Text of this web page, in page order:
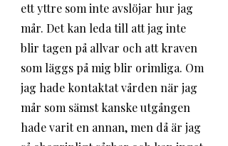
ett yttre som inte avslöjar hur jag
mår. Det kan leda till att jag inte
blir tagen på allvar och att kraven
som läggs på mig blir orimliga. Om
jag hade kontaktat vården när jag
mår som sämst kanske utgången
hade varit en annan, men då är jag